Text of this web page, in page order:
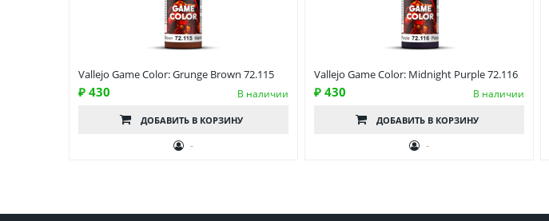
Vallejo Game Color: Grunge Brown 72.115
₽ 430 В наличии
ДОБАВИТЬ В КОРЗИНУ
-
Vallejo Game Color: Midnight Purple 72.116
₽ 430 В наличии
ДОБАВИТЬ В КОРЗИНУ
-